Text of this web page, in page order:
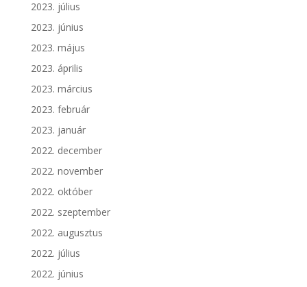
2023. július
2023. június
2023. május
2023. április
2023. március
2023. február
2023. január
2022. december
2022. november
2022. október
2022. szeptember
2022. augusztus
2022. július
2022. június